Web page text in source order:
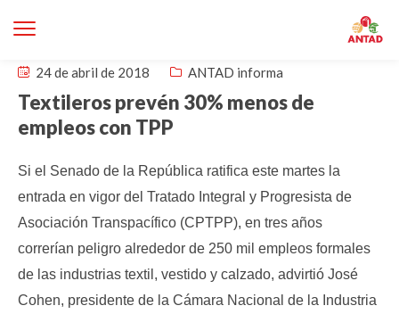
24 de abril de 2018 ANTAD informa
Textileros prevén 30% menos de
empleos con TPP
Si el Senado de la República ratifica este martes la
entrada en vigor del Tratado Integral y Progresista de
Asociación Transpacífico (CPTPP), en tres años
correrían peligro alrededor de 250 mil empleos formales
de las industrias textil, vestido y calzado, advirtió José
Cohen, presidente de la Cámara Nacional de la Industria